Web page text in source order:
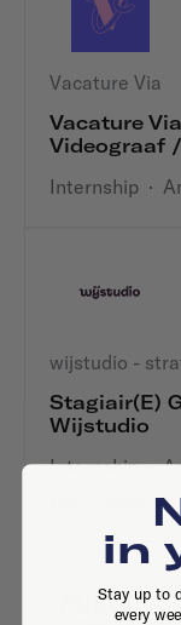
Vacature Via
Vacature
Videograaf
Internship ·
wijstudio -
Stagiair(e)
Wijstudio
Internship·
·
in
Stay up to
every